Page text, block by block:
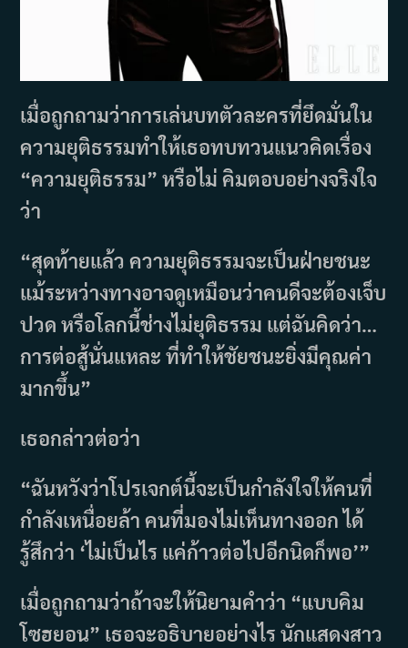
เมื่อถูกถามว่าการเล่นบทตัวละครที่ยึดมั่นใน
ความยุติธรรมทำให้เธอทบทวนแนวคิดเรื่อง
“ความยุติธรรม” หรือไม่ คิมตอบอย่างจริงใจ
ว่า
“สุดท้ายแล้ว ความยุติธรรมจะเป็นฝ่ายชนะ
แม้ระหว่างทางอาจดูเหมือนว่าคนดีจะต้องเจ็บ
ปวด หรือโลกนี้ช่างไม่ยุติธรรม แต่ฉันคิดว่า…
การต่อสู้นั่นแหละ ที่ทำให้ชัยชนะยิ่งมีคุณค่า
มากขึ้น”
เธอกล่าวต่อว่า
“ฉันหวังว่าโปรเจกต์นี้จะเป็นกำลังใจให้คนที่
กำลังเหนื่อยล้า คนที่มองไม่เห็นทางออก ได้
รู้สึกว่า ‘ไม่เป็นไร แค่ก้าวต่อไปอีกนิดก็พอ’”
เมื่อถูกถามว่าถ้าจะให้นิยามคำว่า “แบบคิม
โซฮยอน” เธอจะอธิบายอย่างไร นักแสดงสาว